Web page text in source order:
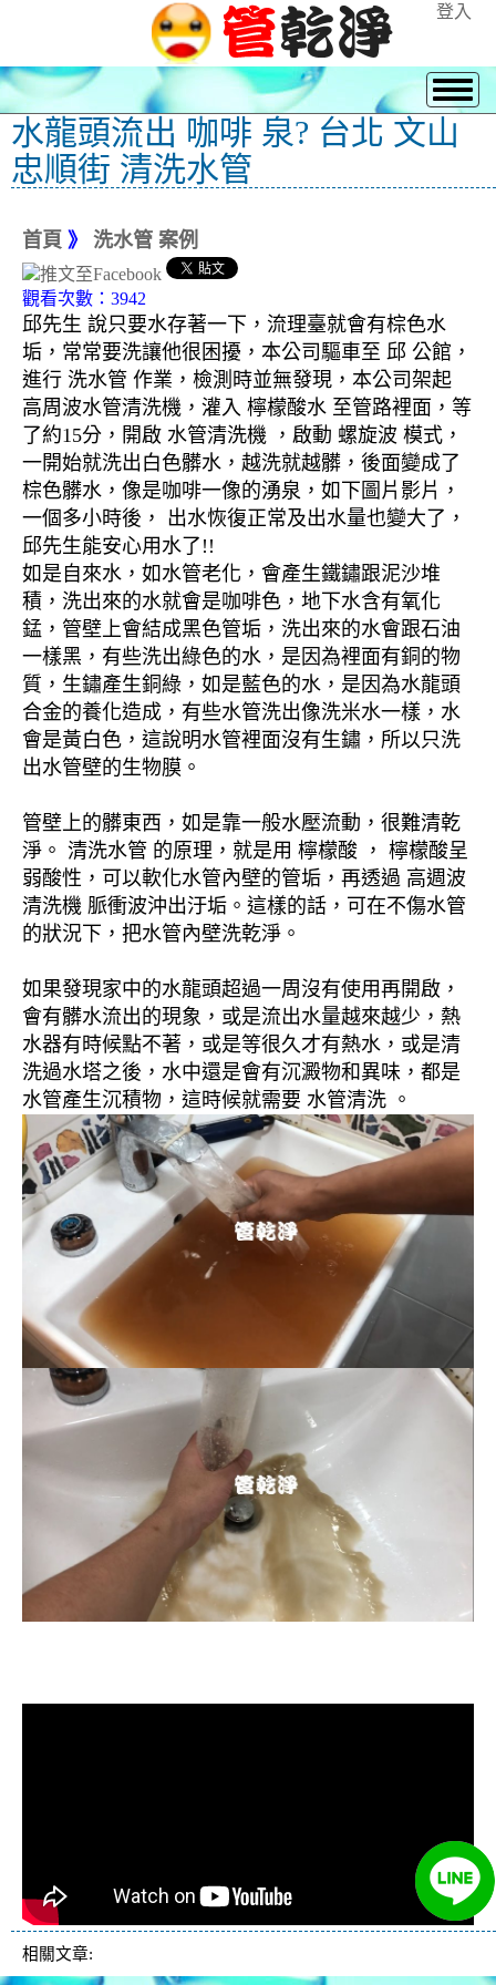
登入
水龍頭流出 咖啡 泉? 台北 文山
忠順街 清洗水管
首頁 》 洗水管 案例
觀看次數：3942
邱先生 說只要水存著一下，流理臺就會有棕色水
垢，常常要洗讓他很困擾，本公司驅車至 邱 公館，
進行 洗水管 作業，檢測時並無發現，本公司架起
高周波水管清洗機，灌入 檸檬酸水 至管路裡面，等
了約15分，開啟 水管清洗機 ，啟動 螺旋波 模式，
一開始就洗出白色髒水，越洗就越髒，後面變成了
棕色髒水，像是咖啡一像的湧泉，如下圖片影片，
一個多小時後， 出水恢復正常及出水量也變大了，
邱先生能安心用水了!!
如是自來水，如水管老化，會產生鐵鏽跟泥沙堆
積，洗出來的水就會是咖啡色，地下水含有氧化
錳，管壁上會結成黑色管垢，洗出來的水會跟石油
一樣黑，有些洗出綠色的水，是因為裡面有銅的物
質，生鏽產生銅綠，如是藍色的水，是因為水龍頭
合金的養化造成，有些水管洗出像洗米水一樣，水
會是黃白色，這說明水管裡面沒有生鏽，所以只洗
出水管壁的生物膜。
管壁上的髒東西，如是靠一般水壓流動，很難清乾
淨。 清洗水管 的原理，就是用 檸檬酸 ， 檸檬酸呈
弱酸性，可以軟化水管內壁的管垢，再透過 高週波
清洗機 脈衝波沖出汙垢。這樣的話，可在不傷水管
的狀況下，把水管內壁洗乾淨。
如果發現家中的水龍頭超過一周沒有使用再開啟，
會有髒水流出的現象，或是流出水量越來越少，熱
水器有時候點不著，或是等很久才有熱水，或是清
洗過水塔之後，水中還是會有沉澱物和異味，都是
水管產生沉積物，這時候就需要 水管清洗 。
相關文章: